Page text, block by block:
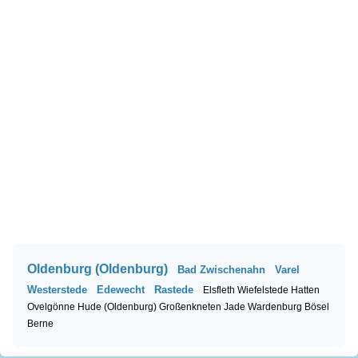
Oldenburg (Oldenburg) Bad Zwischenahn
Varel
Westerstede
Edewecht Rastede Elsfleth Wiefelstede Hatten
Ovelgönne Hude (Oldenburg) Großenkneten Jade Wardenburg Bösel
Berne